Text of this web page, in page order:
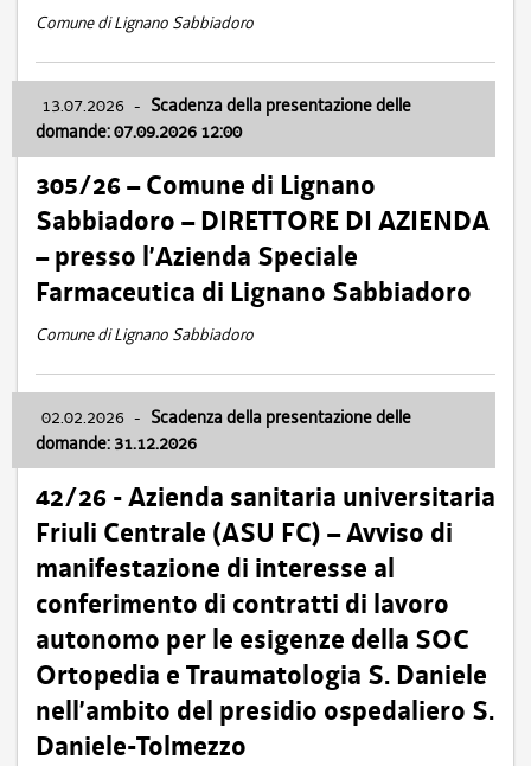
Comune di Lignano Sabbiadoro
13.07.2026 - Scadenza della presentazione delle
domande: 07.09.2026 12:00
305/26 – Comune di Lignano
Sabbiadoro – DIRETTORE DI AZIENDA
– presso l’Azienda Speciale
Farmaceutica di Lignano Sabbiadoro
Comune di Lignano Sabbiadoro
02.02.2026 - Scadenza della presentazione delle
domande: 31.12.2026
42/26 - Azienda sanitaria universitaria
Friuli Centrale (ASU FC) – Avviso di
manifestazione di interesse al
conferimento di contratti di lavoro
autonomo per le esigenze della SOC
Ortopedia e Traumatologia S. Daniele
nell’ambito del presidio ospedaliero S.
Daniele-Tolmezzo